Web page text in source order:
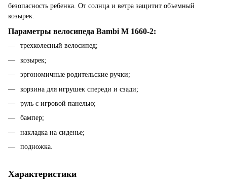
безопасность ребенка. От солнца и ветра защитит объемный
козырек.
Параметры велосипеда Bambi M 1660-2:
трехколесный велосипед;
козырек;
эргономичные родительские ручки;
корзина для игрушек спереди и сзади;
руль с игровой панелью;
бампер;
накладка на сиденье;
подножка.
Характеристики